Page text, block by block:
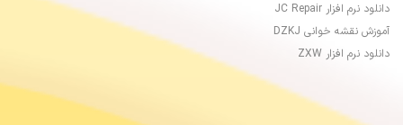
دانلود نرم افزار JC Repair
آموزش نقشه خوانی DZKJ
دانلود نرم افزار ZXW